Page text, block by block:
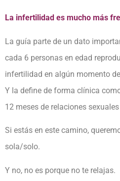
La infertilidad es mucho más
La guía parte de un dato
cada 6 personas en edad
infertilidad en algún momento
Y la define de forma clínica
12 meses de relaciones
Si estás en este camino,
sola/solo.
Y no, no es porque no te relajas.